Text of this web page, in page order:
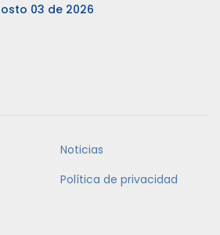
03 de 2026
Noticias
Política de privacidad